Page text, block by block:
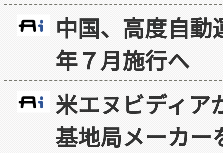
中国、高度自
年７月施行へ
米エヌビディア
基地局メーカー